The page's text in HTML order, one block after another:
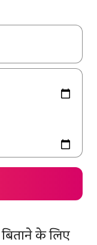
का इस्तेमाल करके नेविगेट
के लिए